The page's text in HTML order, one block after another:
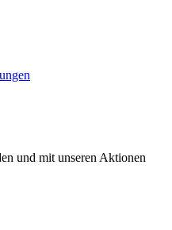
und mit unseren Aktionen